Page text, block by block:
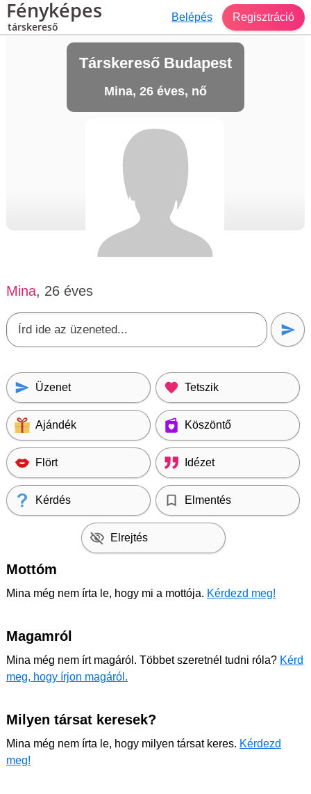
Fényképes
társkereső
Belépés Regisztráció
Társkereső Budapest
Mina, 26 éves, nő
Mina, 26 éves
Üzenet Tetszik
Ajándék Köszöntő
Flört Idézet
Kérdés Elmentés
Elrejtés
Mottóm
Mina még nem írta le, hogy mi a mottója. Kérdezd meg!
Magamról
Mina még nem írt magáról. Többet szeretnél tudni róla? Kérd
meg, hogy írjon magáról.
Milyen társat keresek?
Mina még nem írta le, hogy milyen társat keres. Kérdezd
meg!